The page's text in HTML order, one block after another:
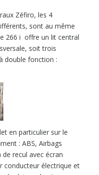
Zéfiro, les 4
sont au même
266 i offre un lit central
soit trois
double fonction :
en particulier sur le
: ABS, Airbags
recul avec écran
conducteur électrique et